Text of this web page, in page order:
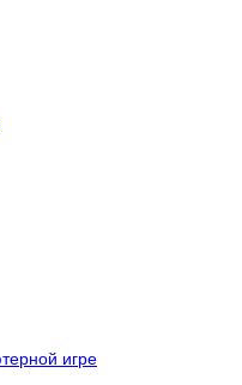
игре